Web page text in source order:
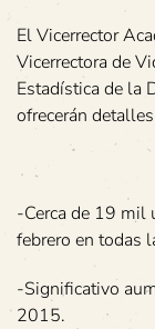
El Vicerrector
Vicerrectora de
Estadística de la
ofrecerán
-Cerca de 19 mil
febrero en todas
-Significativo
2015.